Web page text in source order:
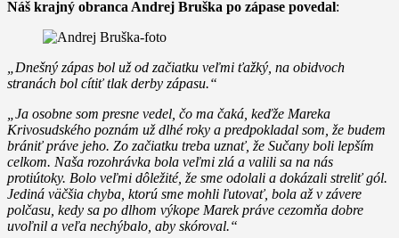
Náš krajný obranca Andrej Bruška po zápase povedal:
„Dnešný zápas bol už od začiatku veľmi ťažký, na obidvoch
stranách bol cítiť tlak derby zápasu.“
„Ja osobne som presne vedel, čo ma čaká, keďže Mareka
Krivosudského poznám už dlhé roky a predpokladal som, že budem
brániť práve jeho. Zo začiatku treba uznať, že Sučany boli lepším
celkom. Naša rozohrávka bola veľmi zlá a valili sa na nás
protiútoky. Bolo veľmi dôležité, že sme odolali a dokázali streliť gól.
Jediná väčšia chyba, ktorú sme mohli ľutovať, bola až v závere
polčasu, kedy sa po dlhom výkope Marek práve cezomňa dobre
uvoľnil a veľa nechýbalo, aby skóroval.“